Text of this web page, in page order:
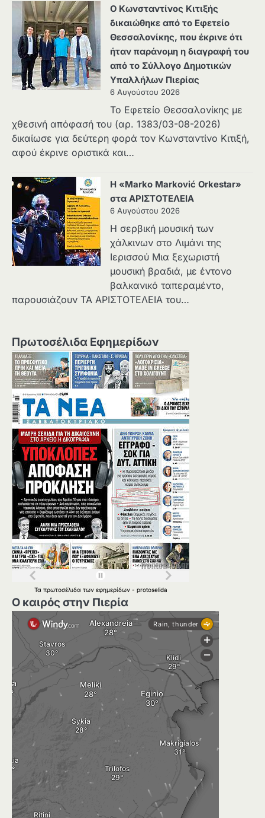
Ο Κωνσταντίνος Κιτιξής
δικαιώθηκε από το Εφετείο
Θεσσαλονίκης, που έκρινε ότι
ήταν παράνομη η διαγραφή του
από το Σύλλογο Δημοτικών
Υπαλλήλων Πιερίας
6 Αυγούστου 2026
Το Εφετείο Θεσσαλονίκης με
χθεσινή απόφασή του (αρ. 1383/03-08-2026)
δικαίωσε για δεύτερη φορά τον Κωνσταντίνο Κιτιξή,
αφού έκρινε οριστικά και…
Η «Marko Marković Orkestar»
στα ΑΡΙΣΤΟΤΕΛΕΙΑ
6 Αυγούστου 2026
Η σερβική μουσική των
χάλκινων στο Λιμάνι της
Ιερισσού Μια ξεχωριστή
μουσική βραδιά, με έντονο
βαλκανικό ταπεραμέντο,
παρουσιάζουν ΤΑ ΑΡΙΣΤΟΤΕΛΕΙΑ του…
Πρωτοσέλιδα Εφημερίδων
Τα πρωτοσέλιδα των εφημερίδων - protoselida
Ο καιρός στην Πιερία